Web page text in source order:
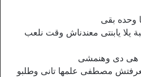
وحده بقى
يلا يابنتى معندناش وقت نلعب
دى وهنمشى
مصطفى علمها تانى وطلبو